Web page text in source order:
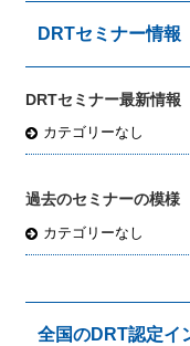
DRTセミナー情報
DRTセミナー最新情報
カテゴリーなし
過去のセミナーの模様
カテゴリーなし
全国のDRT認定イ